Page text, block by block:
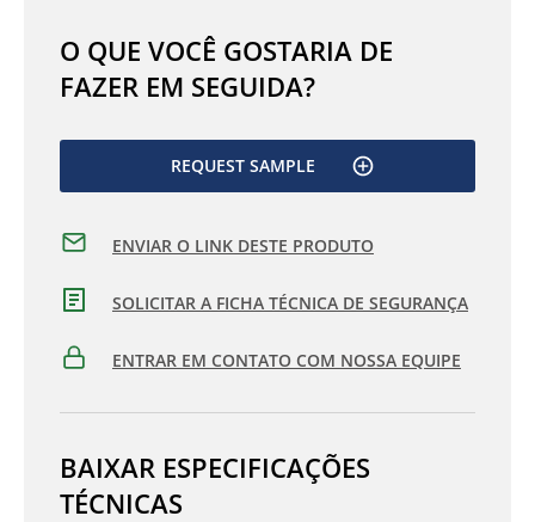
O QUE VOCÊ GOSTARIA DE
FAZER EM SEGUIDA?
REQUEST SAMPLE
ENVIAR O LINK DESTE PRODUTO
SOLICITAR A FICHA TÉCNICA DE SEGURANÇA
ENTRAR EM CONTATO COM NOSSA EQUIPE
BAIXAR ESPECIFICAÇÕES
TÉCNICAS